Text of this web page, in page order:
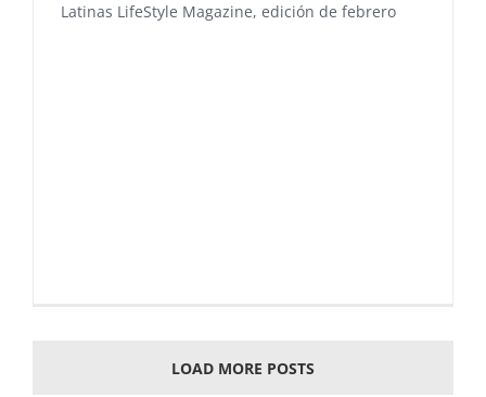
Latinas LifeStyle Magazine, edición de febrero
LOAD MORE POSTS